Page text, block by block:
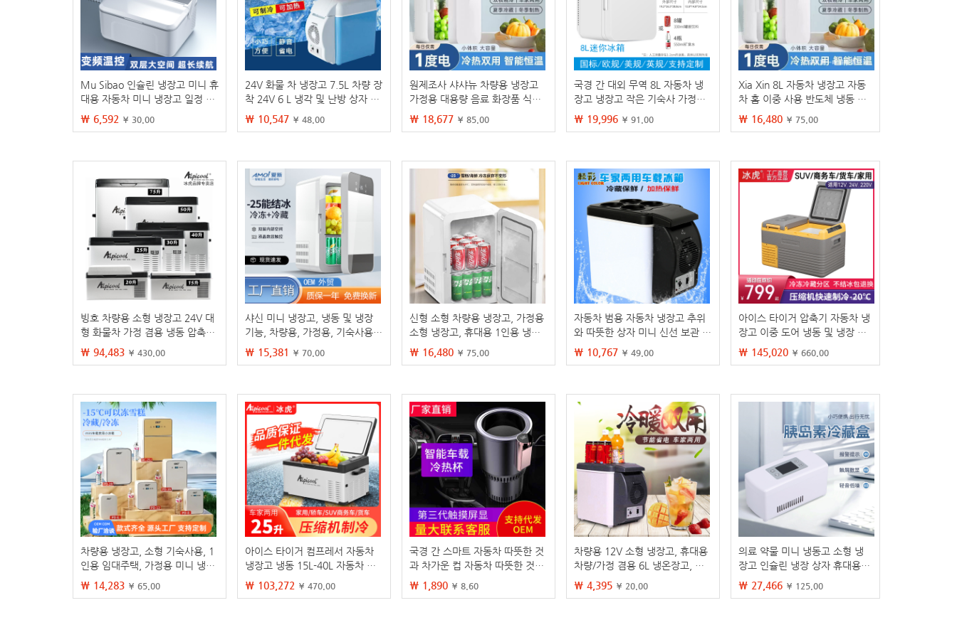
Mu Sibao 인슐린 냉장고 미니 휴
대용 자동차 미니 냉장고 일정 온
도 가정용 배터리 충전 온도 조절
₩ 6,592 ¥ 30.00
24V 화물 차 냉장고 7.5L 차량 장
착 24V 6 L 냉각 및 난방 상자 전
자 냉장고 휴대용 단열 냉장 보존
₩ 10,547 ¥ 48.00
원제조사 샤샤뉴 차량용 냉장고
가정용 대용량 음료 화장품 식품
보존 냉장 소형 냉장고
₩ 18,677 ¥ 85.00
국경 간 대외 무역 8L 자동차 냉
장고 냉장고 작은 기숙사 가정용
냉장고 미니 차갑고 따뜻한 냉장
고는 얼 수 없습니다
₩ 19,996 ¥ 91.00
Xia Xin 8L 자동차 냉장고 자동
차 홈 이중 사용 반도체 냉동 냉
장고 기숙사 마스크 약 작은 냉
장고
₩ 16,480 ¥ 75.00
빙호 차량용 소형 냉장고 24V 대
형 화물차 가정 겸용 냉동 압축기
냉각 12V 야외용
₩ 94,483 ¥ 430.00
샤신 미니 냉장고, 냉동 및 냉장
기능, 차량용, 가정용, 기숙사용,
사무실용, 소형 냉동고, 이중 용
도, 휴대용
₩ 15,381 ¥ 70.00
신형 소형 차량용 냉장고, 가정용
소형 냉장고, 휴대용 1인용 냉장
고, 기숙사 학생용 화장품 케이스
₩ 16,480 ¥ 75.00
자동차 범용 자동차 냉장고 추위
와 따뜻한 상자 미니 신선 보관 상
자 휴대용 자동차 6L 냉장고 인큐
베이터 12V
₩ 10,767 ¥ 49.00
아이스 타이거 압축기 자동차 냉
장고 이중 도어 냉동 및 냉장 파
티션 자동차 홈 이중 용도 12V2
4V100V220V 캐비닛
₩ 145,020 ¥ 660.00
차량용 냉장고, 소형 기숙사용, 1
인용 임대주택, 가정용 미니 냉장
고, 1인용 냉장/냉동, 가정 및 차
량 겸용
₩ 14,283 ¥ 65.00
아이스 타이거 컴프레서 자동차
냉장고 냉동 15L-40L 자동차 가
정용 이중 사용 12v24v 소형 냉
동
₩ 103,272 ¥ 470.00
국경 간 스마트 자동차 따뜻한 것
과 차가운 컵 자동차 따뜻한 것과
차가운 컵 스크린 디스플레이 미
니 자동차 소형 냉장고 홈 냉동 난
₩ 1,890 ¥ 8.60
차량용 12V 소형 냉장고, 휴대용
차량/가정 겸용 6L 냉온장고, 자
동차 용품, 가볍고 절전형
₩ 4,395 ¥ 20.00
의료 약물 미니 냉동고 소형 냉
장고 인슐린 냉장 상자 휴대용
홈 자동차 이중 용도 미니 냉장
고
₩ 27,466 ¥ 125.00